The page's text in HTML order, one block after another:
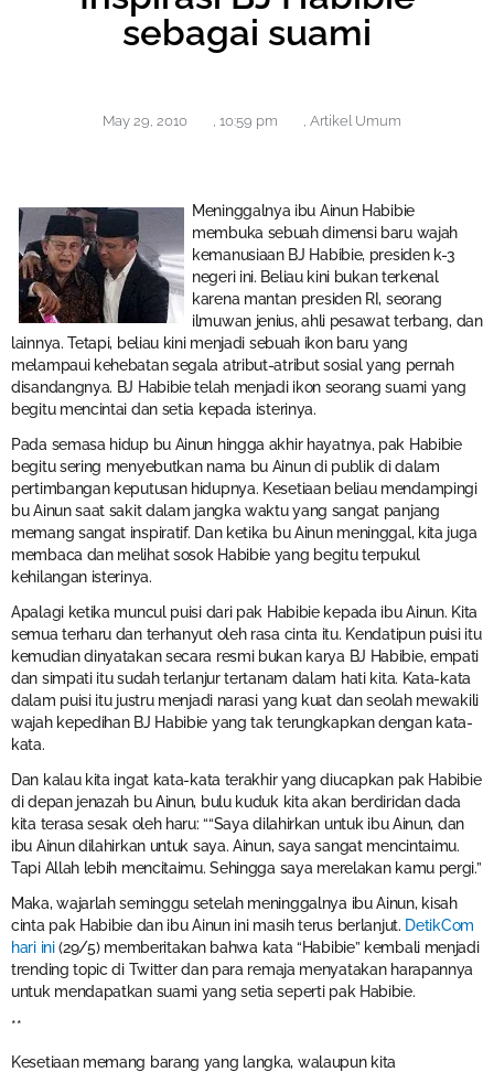
sebagai suami
May 29, 2010 , 10:59 pm , Artikel Umum
Meninggalnya ibu Ainun Habibie
membuka sebuah dimensi baru wajah
kemanusiaan BJ Habibie, presiden k-3
negeri ini. Beliau kini bukan terkenal
karena mantan presiden RI, seorang
ilmuwan jenius, ahli pesawat terbang, dan
lainnya. Tetapi, beliau kini menjadi sebuah ikon baru yang
melampaui kehebatan segala atribut-atribut sosial yang pernah
disandangnya. BJ Habibie telah menjadi ikon seorang suami yang
begitu mencintai dan setia kepada isterinya.
Pada semasa hidup bu Ainun hingga akhir hayatnya, pak Habibie
begitu sering menyebutkan nama bu Ainun di publik di dalam
pertimbangan keputusan hidupnya. Kesetiaan beliau mendampingi
bu Ainun saat sakit dalam jangka waktu yang sangat panjang
memang sangat inspiratif. Dan ketika bu Ainun meninggal, kita juga
membaca dan melihat sosok Habibie yang begitu terpukul
kehilangan isterinya.
Apalagi ketika muncul puisi dari pak Habibie kepada ibu Ainun. Kita
semua terharu dan terhanyut oleh rasa cinta itu. Kendatipun puisi itu
kemudian dinyatakan secara resmi bukan karya BJ Habibie, empati
dan simpati itu sudah terlanjur tertanam dalam hati kita. Kata-kata
dalam puisi itu justru menjadi narasi yang kuat dan seolah mewakili
wajah kepedihan BJ Habibie yang tak terungkapkan dengan kata-
kata.
Dan kalau kita ingat kata-kata terakhir yang diucapkan pak Habibie
di depan jenazah bu Ainun, bulu kuduk kita akan berdiridan dada
kita terasa sesak oleh haru: ““Saya dilahirkan untuk ibu Ainun, dan
ibu Ainun dilahirkan untuk saya. Ainun, saya sangat mencintaimu.
Tapi Allah lebih mencitaimu. Sehingga saya merelakan kamu pergi.”
Maka, wajarlah seminggu setelah meninggalnya ibu Ainun, kisah
cinta pak Habibie dan ibu Ainun ini masih terus berlanjut. DetikCom
hari ini(29/5) memberitakan bahwa kata “Habibie” kembali menjadi
trending topic di Twitter dan para remaja menyatakan harapannya
untuk mendapatkan suami yang setia seperti pak Habibie.
**
Kesetiaan memang barang yang langka, walaupun kita